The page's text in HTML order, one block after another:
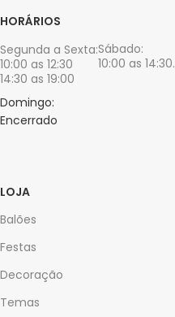
HORÁRIOS
Segunda a Sexta:
10:00 as 12:30
14:30 as 19:00
Sábado:
10:00 as 14:30.
Domingo:
Encerrado
LOJA
Balões
Festas
Decoração
Temas